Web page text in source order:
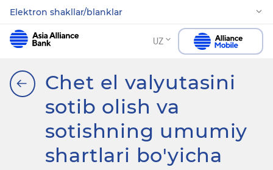
Elektron shakllar/blanklar
UZ
Chet el valyutasini
sotib olish va
sotishning umumiy
shartlari bo'yicha